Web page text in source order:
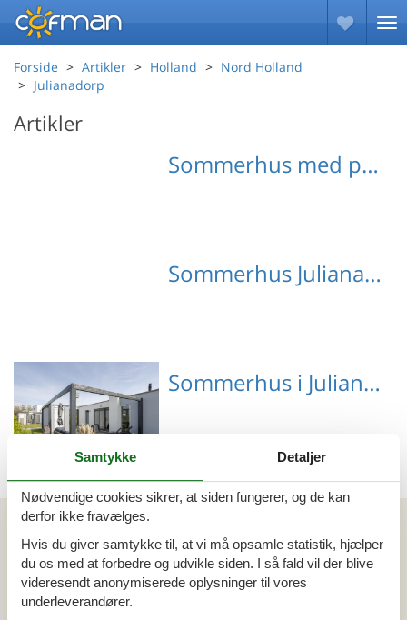
Forside Artikler Holland
Nord Holland
Julianadorp
Artikler
Sommerhus med pool Julianadorp
Sommerhus Julianadorp med hund
Sommerhus i Julianadorp
Emne nr.: 363-NL-1759-
43
Artikeltyper
Alle
Sommerhus
Din Cofman ferie
Samtykke Detaljer
Nødvendige cookies sikrer, at siden fungerer, og de kan
derfor ikke fravælges.
Hvis du giver samtykke til, at vi må opsamle statistik, hjælper
du os med at forbedre og udvikle siden. I så fald vil der blive
videresendt anonymiserede oplysninger til vores
underleverandører.